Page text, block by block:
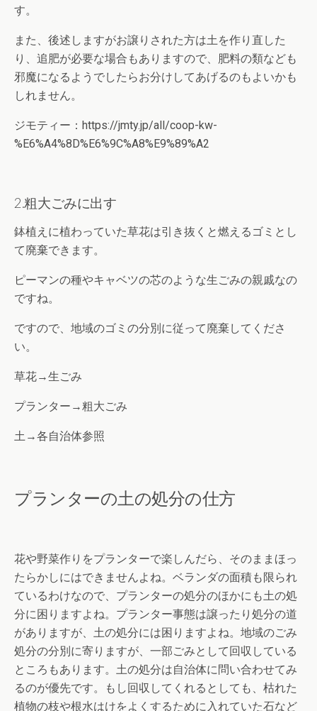
す。
また、後述しますがお譲りされた方は土を作り直した
り、追肥が必要な場合もありますので、肥料の類なども
邪魔になるようでしたらお分けしてあげるのもよいかも
しれません。
ジモティー：https://jmty.jp/all/coop-kw-
%E6%A4%8D%E6%9C%A8%E9%89%A2
2.粗大ごみに出す
鉢植えに植わっていた草花は引き抜くと燃えるゴミとし
て廃棄できます。
ピーマンの種やキャベツの芯のような生ごみの親戚なの
ですね。
ですので、地域のゴミの分別に従って廃棄してくださ
い。
草花→生ごみ
プランター→粗大ごみ
土→各自治体参照
プランターの土の処分の仕方
花や野菜作りをプランターで楽しんだら、そのままほっ
たらかしにはできませんよね。ベランダの面積も限られ
ているわけなので、プランターの処分のほかにも土の処
分に困りますよね。プランター事態は譲ったり処分の道
がありますが、土の処分には困りますよね。地域のごみ
処分の分別に寄りますが、一部ごみとして回収している
ところもあります。土の処分は自治体に問い合わせてみ
るのが優先です。もし回収してくれるとしても、枯れた
植物の枝や根水はけをよくするために入れていた石など